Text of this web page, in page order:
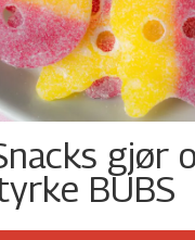
gjør
BUBS